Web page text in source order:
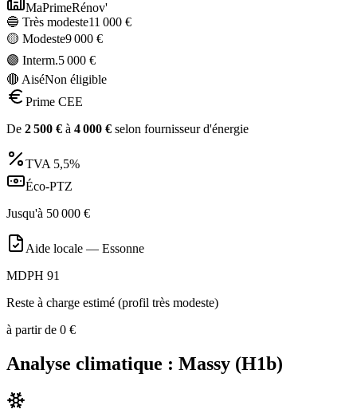
MaPrimeRénov'
🔵 Très modeste11 000 €
🟡 Modeste9 000 €
🟣 Interm.5 000 €
🔴 AiséNon éligible
Prime CEE
De 2 500 € à 4 000 € selon fournisseur d'énergie
TVA 5,5%
Éco-PTZ
Jusqu'à 50 000 €
Aide locale — Essonne
MDPH 91
Reste à charge estimé (profil très modeste)
à partir de 0 €
Analyse climatique : Massy (H1b)